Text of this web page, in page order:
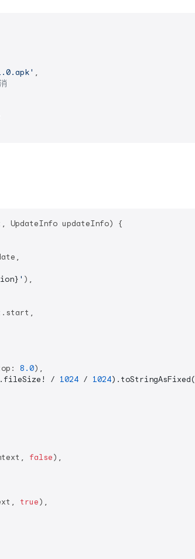
,
UpdateInfo updateInfo) {
' ),
8.0),
/ 1024 / 1024).toStringAsFixed(
false),
true),